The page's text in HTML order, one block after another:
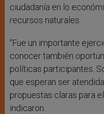
ciudadanía en lo
recursos naturales.
“Fue un importante
conocer también
políticas participantes.
que esperan ser
propuestas claras para
indicaron.